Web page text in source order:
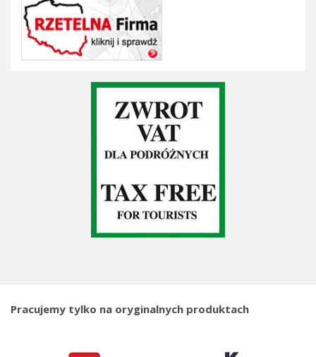
Pracujemy tylko na oryginalnych produktach